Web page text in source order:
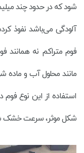
شود که در حدود چند
آلودگی می‌باشد نفوذ
فوم متراکم نه
مانند محلول آب و ماده
استفاده از این نوع
شکل موثر، سرعت خشک